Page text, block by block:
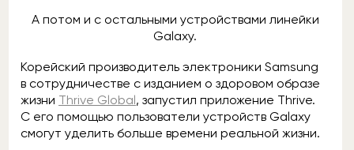
А потом и с остальными устройствами линейки
Galaxy.
Корейский производитель электроники Samsung
в сотрудничестве с изданием о здоровом образе
жизни Thrive Global, запустил приложение Thrive.
С его помощью пользователи устройств Galaxy
смогут уделить больше времени реальной жизни.